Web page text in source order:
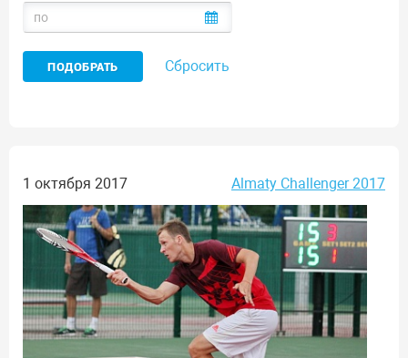
Сбросить
1 октября 2017 Almaty Challenger 2017